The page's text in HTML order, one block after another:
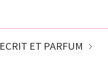
ECRIT ET PARFUM